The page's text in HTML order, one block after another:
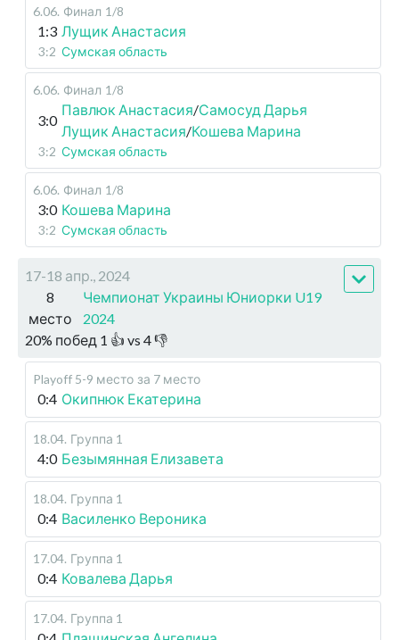
6.06. Финал 1/8
1:3 Лущик Анастасия
3:2 Сумская область
6.06. Финал 1/8
3:0
Павлюк Анастасия/Самосуд Дарья
Лущик Анастасия/Кошева Марина
3:2 Сумская область
6.06. Финал 1/8
3:0 Кошева Марина
3:2 Сумская область
17-18 апр., 2024
8
место
Чемпионат Украины Юниорки U19
2024
20% побед 1 👍 vs 4👎
Playoff 5-9 место за 7 место
0:4 Окипнюк Екатерина
18.04. Группа 1
4:0 Безымянная Елизавета
18.04. Группа 1
0:4 Василенко Вероника
17.04. Группа 1
0:4 Ковалева Дарья
17.04. Группа 1